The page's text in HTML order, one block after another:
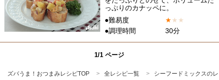
っぷりのカナッペに。
●難易度
★★ ★
●調理時間
30分
1/1 ページ
ズバうま！おつまみレシピTOP 全レシピ一覧
シーフードミックスの